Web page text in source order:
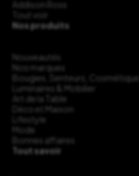
Addison Ross
Tout voir
Nos produits
Nouveautés
Nos marques
Bougies, Senteurs, Cosmétique
Luminaires & Mobilier
Art de la Table
Déco et Maison
Lifestyle
Mode
Bonnes affaires
Tout savoir